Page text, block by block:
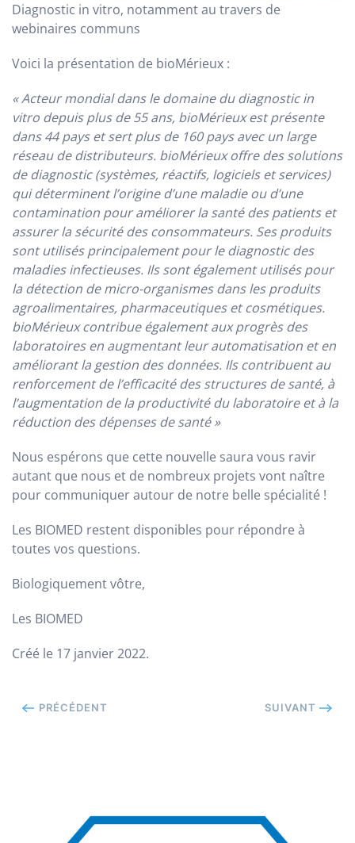
Diagnostic in vitro, notamment au travers de
webinaires communs
Voici la présentation de bioMérieux :
« Acteur mondial dans le domaine du diagnostic in
vitro depuis plus de 55 ans, bioMérieux est présente
dans 44 pays et sert plus de 160 pays avec un large
réseau de distributeurs. bioMérieux offre des solutions
de diagnostic (systèmes, réactifs, logiciels et services)
qui déterminent l’origine d’une maladie ou d’une
contamination pour améliorer la santé des patients et
assurer la sécurité des consommateurs. Ses produits
sont utilisés principalement pour le diagnostic des
maladies infectieuses. Ils sont également utilisés pour
la détection de micro-organismes dans les produits
agroalimentaires, pharmaceutiques et cosmétiques.
bioMérieux contribue également aux progrès des
laboratoires en augmentant leur automatisation et en
améliorant la gestion des données. Ils contribuent au
renforcement de l’efficacité des structures de santé, à
l’augmentation de la productivité du laboratoire et à la
réduction des dépenses de santé »
Nous espérons que cette nouvelle saura vous ravir
autant que nous et de nombreux projets vont naître
pour communiquer autour de notre belle spécialité !
Les BIOMED restent disponibles pour répondre à
toutes vos questions.
Biologiquement vôtre,
Les BIOMED
Créé le 17 janvier 2022.
PRÉCÉDENT SUIVANT